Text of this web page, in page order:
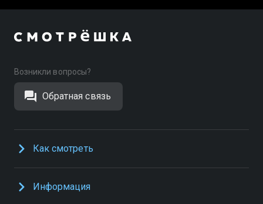
Возникли вопросы?
Обратная связь
Как смотреть
Информация